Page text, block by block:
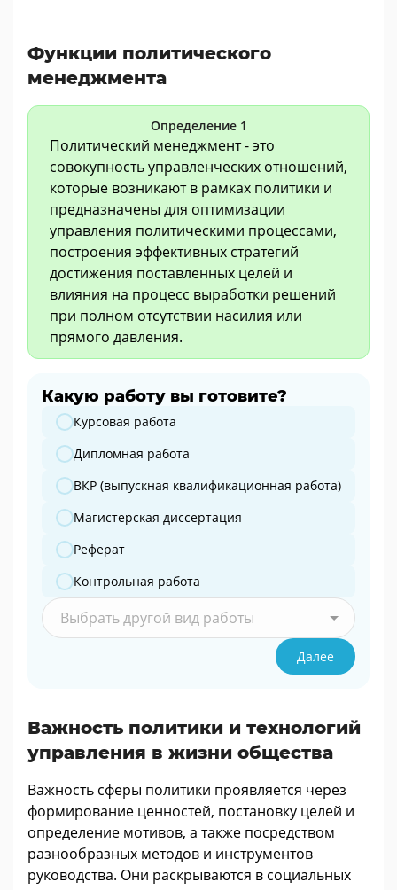
Функции политического
менеджмента
Определение 1
Политический менеджмент - это
совокупность управленческих отношений,
которые возникают в рамках политики и
предназначены для оптимизации
управления политическими процессами,
построения эффективных стратегий
достижения поставленных целей и
влияния на процесс выработки решений
при полном отсутствии насилия или
прямого давления.
Какую работу вы готовите?
Какую работу вы готовите?
Курсовая работа
Дипломная работа
ВКР (выпускная квалификационная работа)
Магистерская диссертация
Реферат
Контрольная работа
Выбрать другой вид работы
Далее
Важность политики и технологий
управления в жизни общества
Важность сферы политики проявляется через
формирование ценностей, постановку целей и
определение мотивов, а также посредством
разнообразных методов и инструментов
руководства. Они раскрываются в социальных